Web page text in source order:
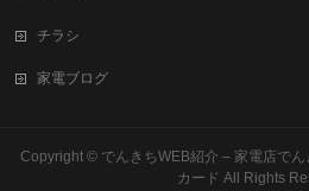
チラシ
家電ブログ
Copyright © でんきちWEB紹介 – 家電店で
カード All Rights